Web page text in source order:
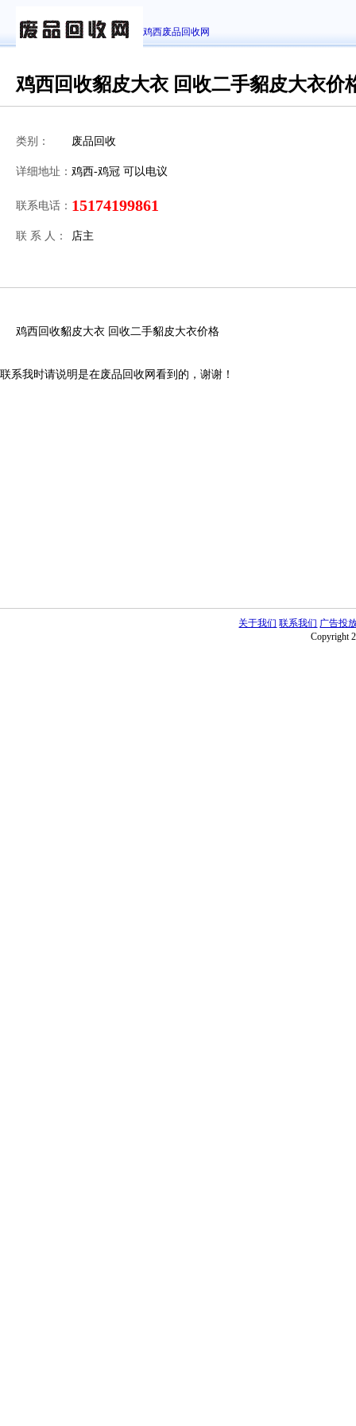
鸡西废品回收网
鸡西回收貂皮大衣 回收二手貂皮大衣价
类别： 废品回收
详细地址： 鸡西-鸡冠 可以电议
联系电话： 15174199861
联 系 人： 店主
鸡西回收貂皮大衣 回收二手貂皮大衣价格
联系我时请说明是在废品回收网看到的，谢谢！
关于我们 联系我们 广告投
Copyright